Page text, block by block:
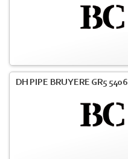
DH PIPE BRUYERE GR5 5406